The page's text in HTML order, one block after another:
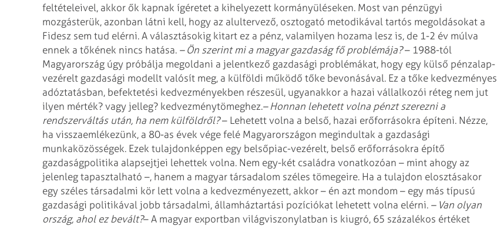
feltételeivel, akkor ők kapnak ígéretet a kihelyezett kormányüléseken. Most van pénzügyi
mozgásterük, azonban látni kell, hogy az alultervező, osztogató metodikával tartós megoldásokat a
Fidesz sem tud elérni. A választásokig kitart ez a pénz, valamilyen hozama lesz is, de 1-2 év múlva
ennek a tőkének nincs hatása. – Ön szerint mi a magyar gazdaság fő problémája?– 1988-tól
Magyarország úgy próbálja megoldani a jelentkező gazdasági problémákat, hogy egy külső pénzalap-
vezérelt gazdasági modellt valósít meg, a külföldi működő tőke bevonásával. Ez a tőke kedvezményes
adóztatásban, befektetési kedvezményekben részesül, ugyanakkor a hazai vállalkozói réteg nem jut
ilyen mérték? vagy jelleg? kedvezménytömeghez.– Honnan lehetett volna pénzt szerezni a
rendszerváltás után, ha nem külföldről?– Lehetett volna a belső, hazai erőforrásokra építeni. Nézze,
ha visszaemlékezünk, a 80-as évek vége felé Magyarországon megindultak a gazdasági
munkaközösségek. Ezek tulajdonképpen egy belsőpiac-vezérelt, belső erőforrásokra építő
gazdaságpolitika alapsejtjei lehettek volna. Nem egy-két családra vonatkozóan – mint ahogy az
jelenleg tapasztalható –, hanem a magyar társadalom széles tömegeire. Ha a tulajdon elosztásakor
egy széles társadalmi kör lett volna a kedvezményezett, akkor – én azt mondom – egy más típusú
gazdasági politikával jobb társadalmi, államháztartási pozíciókat lehetett volna elérni. – Van olyan
ország, ahol ez bevált?– A magyar exportban világviszonylatban is kiugró, 65 százalékos értéket